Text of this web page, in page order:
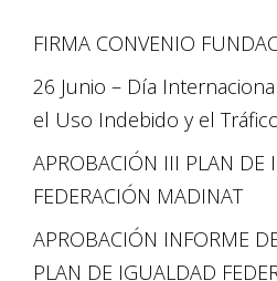
FIRMA CONVENIO
26 Junio – Día
el Uso Indebido y el
APROBACIÓN III PLAN DE
FEDERACIÓN MADINAT
APROBACIÓN INFORME
PLAN DE IGUALDAD